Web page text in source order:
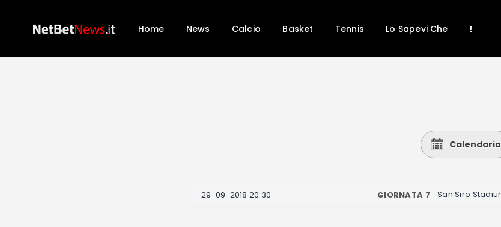
Home News Calcio Basket Tennis Lo Sapevi Che
Calendario
29-09-2018 20:30 GIORNATA 7